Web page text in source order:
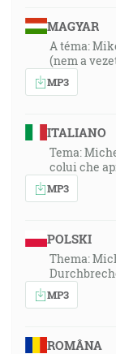
MAGYAR
A téma:
(nem a
MP3
ITALIANO
Tema:
colui che
MP3
POLSKI
Thema:
MP3
ROMÂNA